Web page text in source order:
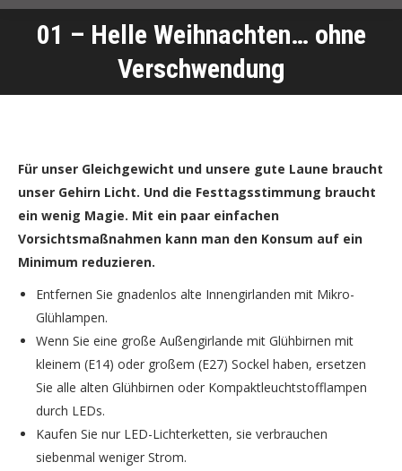
01 – Helle Weihnachten… ohne
Verschwendung
Für unser Gleichgewicht und unsere gute Laune braucht
unser Gehirn Licht. Und die Festtagsstimmung braucht
ein wenig Magie. Mit ein paar einfachen
Vorsichtsmaßnahmen kann man den Konsum auf ein
Minimum reduzieren.
Entfernen Sie gnadenlos alte Innengirlanden mit Mikro-
Glühlampen.
Wenn Sie eine große Außengirlande mit Glühbirnen mit
kleinem (E14) oder großem (E27) Sockel haben, ersetzen
Sie alle alten Glühbirnen oder Kompaktleuchtstofflampen
durch LEDs.
Kaufen Sie nur LED-Lichterketten, sie verbrauchen
siebenmal weniger Strom.